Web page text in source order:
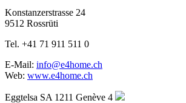
Konstanzerstrasse 24
9512 Rossrüti
Tel. +41 71 911 511 0
E-Mail: info@e4home.ch
Web: www.e4home.ch
Eggtelsa SA 1211 Genève 4